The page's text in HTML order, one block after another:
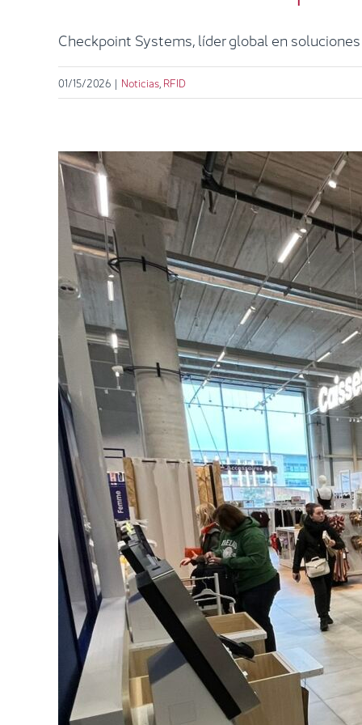
Checkpoint Systems, líder global en
01/15/2026 | Noticias RFID
Checkpoint Systems